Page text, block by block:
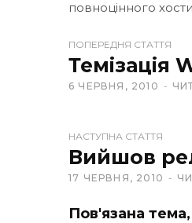
повноцінного
W
b
t
ПОПЕРЕДНЯ СТАТТЯ
Темізація
6 ЧЕРВНЯ, 2010
НАСТУПНА СТАТТЯ
Вийшов
17 ЧЕРВНЯ, 2010
Пов'язана